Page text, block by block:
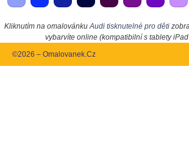
Kliknutím na omalovánkuAudi tisknutelné pro děti
vybarvíte online (kompatibilní s tablety
©2026 – Omalovanek.Cz